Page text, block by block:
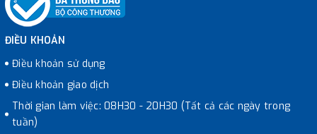
ĐIỀU KHOẢN
Điều khoản sử dụng
Điều khoản giao dịch
Thời gian làm việc: 08H30 - 20H30 (Tất cả các ngày trong
tuần)